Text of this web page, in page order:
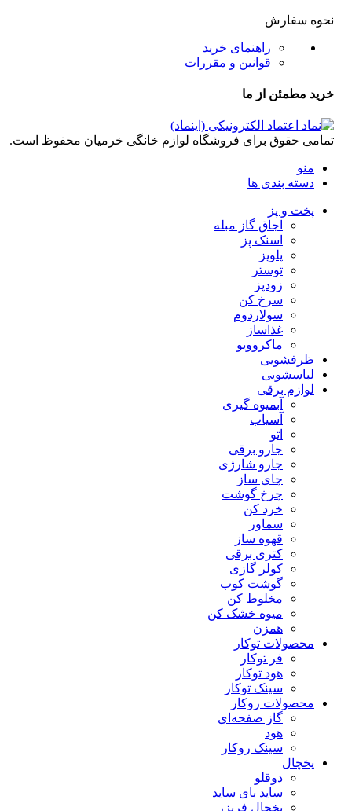
نحوه سفارش
راهنمای خرید
قوانین و مقررات
خرید مطمئن از ما
تمامی حقوق برای فروشگاه لوازم خانگی خرمیان محفوظ است.
منو
دسته بندی ها
پخت و پز
اجاق گاز مبله
اسنک پز
پلوپز
توستر
زودپز
سرخ کن
سولاردوم
غذاساز
ماکروویو
ظرفشویی
لباسشویی
لوازم برقی
آبمیوه گیری
آسیاب
اتو
جارو برقی
جارو شارژی
چای ساز
چرخ گوشت
خرد کن
سماور
قهوه ساز
کتری برقی
کولر گازی
گوشت کوب
مخلوط کن
میوه خشک کن
همزن
محصولات توکار
فر توکار
هود توکار
سینک توکار
محصولات روکار
گاز صفحه‌ای
هود
سینک روکار
یخچال
دوقلو
ساید بای ساید
یخچال فریزر